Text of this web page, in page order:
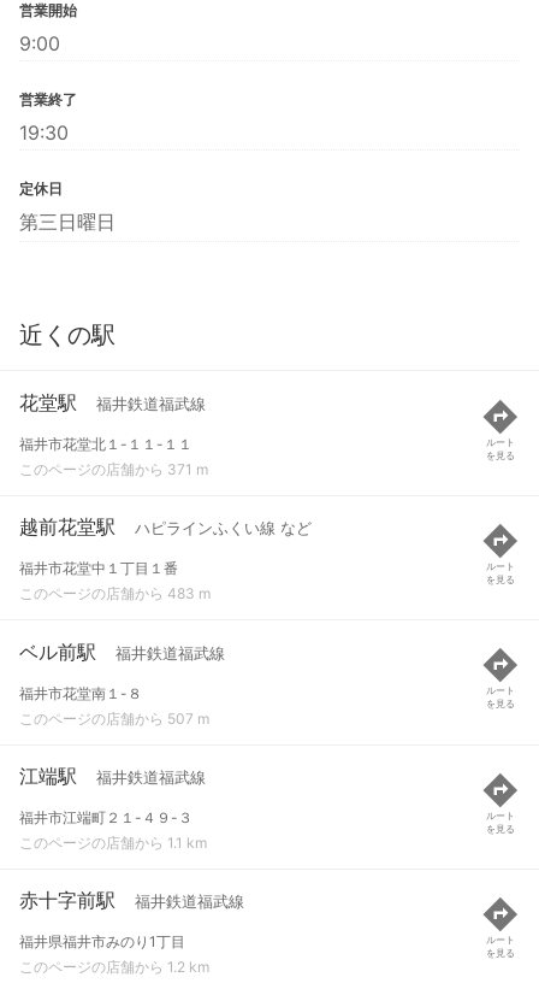
営業開始
9:00
営業終了
19:30
定休日
第三日曜日
近くの駅
花堂駅 福井鉄道福武線
福井市花堂北１-１１-１１
このページの店舗から 371 m
ルート
を見る
越前花堂駅 ハピラインふくい線 など
福井市花堂中１丁目１番
このページの店舗から 483 m
ルート
を見る
ベル前駅 福井鉄道福武線
福井市花堂南１-８
このページの店舗から 507 m
ルート
を見る
江端駅 福井鉄道福武線
福井市江端町２１-４９-３
このページの店舗から 1.1 km
ルート
を見る
赤十字前駅 福井鉄道福武線
福井県福井市みのり1丁目
このページの店舗から 1.2 km
ルート
を見る